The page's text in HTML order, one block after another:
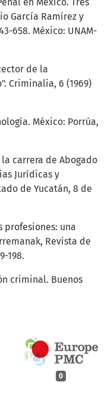
0
en México. Tres
García Ramírez y
658. México: UNAM-
de la
Criminalia, 6 (1969)
México: Porrúa,
carrera de Abogado
Jurídicas y
de Yucatán, 8 de
profesiones: una
Revista de
198.
criminal. Buenos